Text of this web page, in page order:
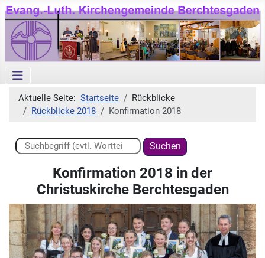
Aktuelle Seite: Startseite
Rückblicke
Rückblicke 2018
Konfirmation 2018
Suchen ...
Suchen
Konfirmation 2018 in der
Christuskirche Berchtesgaden